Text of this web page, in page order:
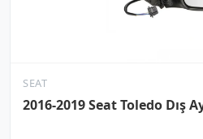
SEAT
2016-2019 Seat Toledo Dış